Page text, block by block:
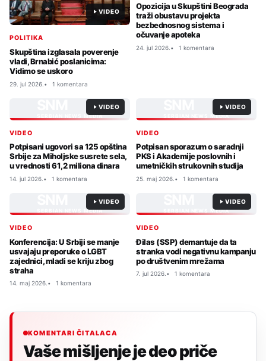
VIDEO
POLITIKA
Skupština izglasala poverenje
vladi, Brnabić poslanicima:
Vidimo se uskoro
29. jul 2026. 1 komentara
Opozicija u Skupštini Beograda
traži obustavu projekta
bezbednosnog sistema i
očuvanje apoteka
24. jul 2026. 1 komentara
SERBIAN NEWS MEDIA
VIDEO
VIDEO
Potpisani ugovori sa 125 opština
Srbije za Miholjske susrete sela,
u vrednosti 61,2 miliona dinara
14. jul 2026. 1 komentara
SERBIAN NEWS MEDIA
VIDEO
VIDEO
Potpisan sporazum o saradnji
PKS i Akademije poslovnih i
umetničkih strukovnih studija
25. maj 2026. 1 komentara
SERBIAN NEWS MEDIA
VIDEO
VIDEO
Konferencija: U Srbiji se manje
usvajaju preporuke o LGBT
zajednici, mladi se kriju zbog
straha
14. maj 2026. 1 komentara
SERBIAN NEWS MEDIA
VIDEO
VIDEO
Đilas (SSP) demantuje da ta
stranka vodi negativnu kampanju
po društvenim mrežama
7. jul 2026. 1 komentara
KOMENTARI ČITALACA
Vaše mišljenje je deo priče